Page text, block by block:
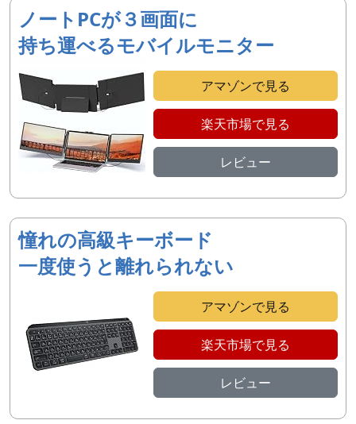
ノートPCが３画面に
持ち運べるモバイルモニター
アマゾンで見る
楽天市場で見る
レビュー
憧れの高級キーボード
一度使うと離れられない
アマゾンで見る
楽天市場で見る
レビュー